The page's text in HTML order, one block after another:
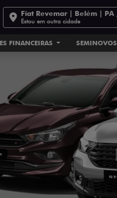
Fiat Revemar | Belém | PA
Estou em outra cidade
FINANCEIRAS SEMINOVOS